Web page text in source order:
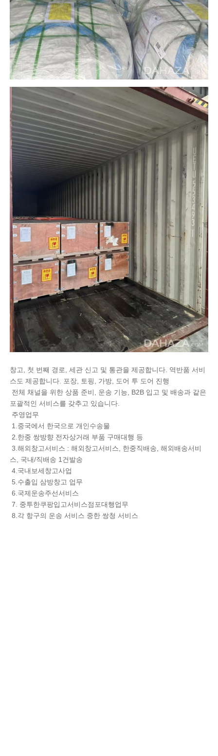
창고, 첫 번째 경로, 세관 신고 및 통관을 제공합니다. 역반품 서비
스도 제공합니다. 포장, 토핑, 가방, 도어 투 도어 진행
전체 채널을 위한 상품 준비, 운송 기능, B2B 입고 및 배송과 같은
포괄적인 서비스를 갖추고 있습니다.
주영업무
1.중국에서 한국으로 개인수송물
2.한중 쌍방향 전자상거래 부품 구매대행 등
3.해외창고서비스 : 해외창고서비스, 한중직배송, 해외배송서비
스, 국내/직배송 1건발송
4.국내보세창고사업
5.수출입 삼방창고 업무
6.국제운송주선서비스
7. 중투한쿠팡입고서비스점포대행업무
8.각 항구의 운송 서비스 중한 쌍청 서비스